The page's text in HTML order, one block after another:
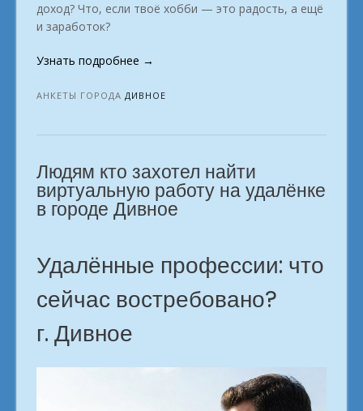
доход? Что, если твоё хобби — это радость, а ещё
и заработок?
Узнать подробнее «Мы
стать
онлайн.
городе
Дивное»
→
АНКЕТЫ ГОРОДА ДИВНОЕ
Людям кто захотел найти
виртуальную работу на удалёнке
в городе Дивное
Удалённые профессии: что
сейчас востребовано?
г. Дивное